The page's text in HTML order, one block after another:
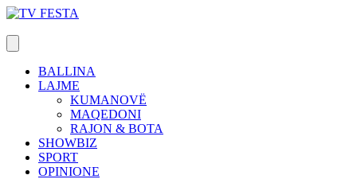
Skip
content
BALLINA
LAJME
KUMANOVË
MAQEDONI
RAJON & BOTA
SHOWBIZ
SPORT
OPINIONE